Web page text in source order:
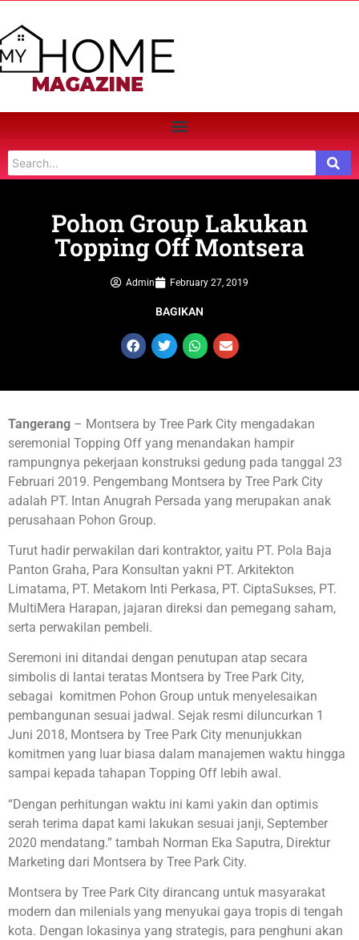
Pohon Group Lakukan
Topping Off Montsera
Admin February 27, 2019
BAGIKAN
Tangerang – Montsera by Tree Park City mengadakan
seremonial Topping Off yang menandakan hampir
rampungnya pekerjaan konstruksi gedung pada tanggal 23
Februari 2019. Pengembang Montsera by Tree Park City
adalah PT. Intan Anugrah Persada yang merupakan anak
perusahaan Pohon Group.
Turut hadir perwakilan dari kontraktor, yaitu PT. Pola Baja
Panton Graha, Para Konsultan yakni PT. Arkitekton
Limatama, PT. Metakom Inti Perkasa, PT. CiptaSukses, PT.
MultiMera Harapan, jajaran direksi dan pemegang saham,
serta perwakilan pembeli.
Seremoni ini ditandai dengan penutupan atap secara
simbolis di lantai teratas Montsera by Tree Park City,
sebagai komitmen Pohon Group untuk menyelesaikan
pembangunan sesuai jadwal. Sejak resmi diluncurkan 1
Juni 2018, Montsera by Tree Park City menunjukkan
komitmen yang luar biasa dalam manajemen waktu hingga
sampai kepada tahapan Topping Off lebih awal.
“Dengan perhitungan waktu ini kami yakin dan optimis
serah terima dapat kami lakukan sesuai janji, September
2020 mendatang.” tambah Norman Eka Saputra, Direktur
Marketing dari Montsera by Tree Park City.
Montsera by Tree Park City dirancang untuk masyarakat
modern dan milenials yang menyukai gaya tropis di tengah
kota. Dengan lokasinya yang strategis, para penghuni akan